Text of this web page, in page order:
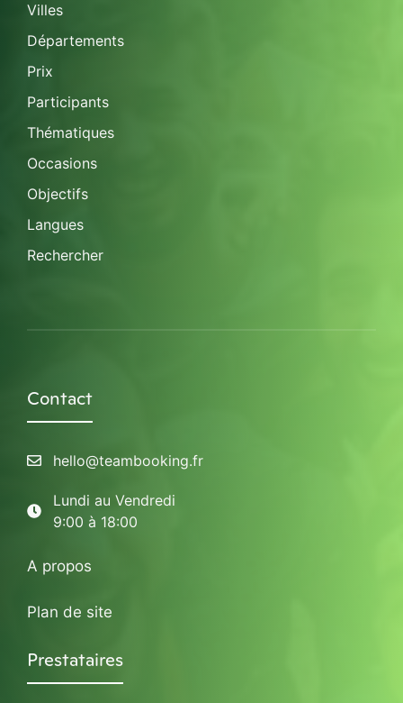
Villes
Départements
Prix
Participants
Thématiques
Occasions
Objectifs
Langues
Rechercher
Contact
hello@teambooking.fr
Lundi au Vendredi
9:00 à 18:00
A propos
Plan de site
Prestataires